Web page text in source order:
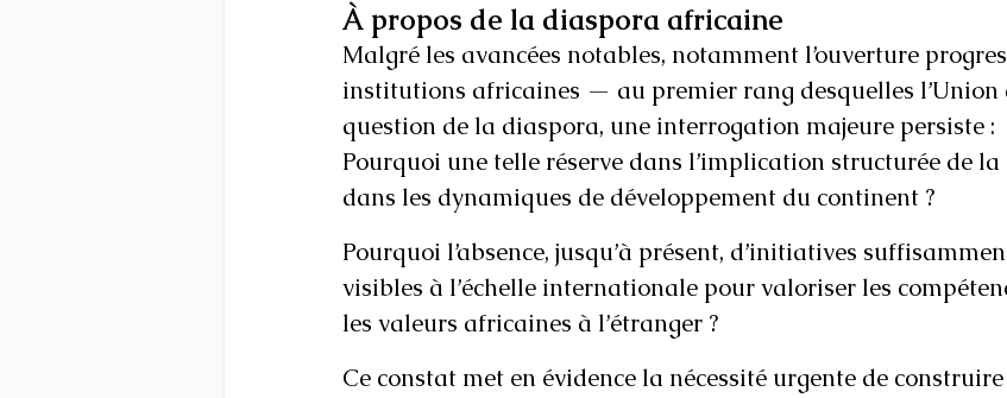
À propos de la diaspora africaine
Malgré les avancées notables, notamment l’ouverture
institutions africaines — au premier rang desquelles
question de la diaspora, une interrogation majeure persiste :
Pourquoi une telle réserve dans l’implication structurée de
dans les dynamiques de développement du continent ?
Pourquoi l’absence, jusqu’à présent, d’initiatives
visibles à l’échelle internationale pour valoriser les
les valeurs africaines à l’étranger ?
Ce constat met en évidence la nécessité urgente de